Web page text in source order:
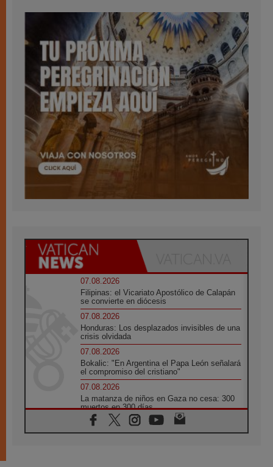
07.08.2026
Filipinas: el Vicariato Apostólico de Calapán
se convierte en diócesis
07.08.2026
Honduras: Los desplazados invisibles de una
crisis olvidada
07.08.2026
Bokalic: "En Argentina el Papa León señalará
el compromiso del cristiano"
07.08.2026
La matanza de niños en Gaza no cesa: 300
muertos en 300 días
07.08.2026
Tagle: La guerra desfigura el mundo, solo la